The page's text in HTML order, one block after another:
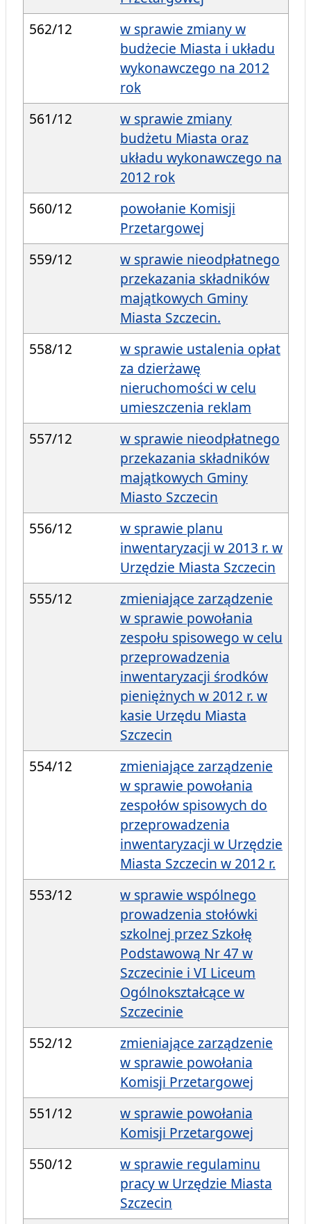
562/12
w sprawie zmiany w
budżecie Miasta i układu
wykonawczego na 2012
rok
561/12
w sprawie zmiany
budżetu Miasta oraz
układu wykonawczego na
2012 rok
560/12
powołanie Komisji
Przetargowej
559/12
w sprawie nieodpłatnego
przekazania składników
majątkowych Gminy
Miasta Szczecin.
558/12
w sprawie ustalenia opłat
za dzierżawę
nieruchomości w celu
umieszczenia reklam
557/12
w sprawie nieodpłatnego
przekazania składników
majątkowych Gminy
Miasto Szczecin
556/12
w sprawie planu
inwentaryzacji w 2013 r. w
Urzędzie Miasta Szczecin
555/12
zmieniające zarządzenie
w sprawie powołania
zespołu spisowego w celu
przeprowadzenia
inwentaryzacji środków
pieniężnych w 2012 r. w
kasie Urzędu Miasta
Szczecin
554/12
zmieniające zarządzenie
w sprawie powołania
zespołów spisowych do
przeprowadzenia
inwentaryzacji w Urzędzie
Miasta Szczecin w 2012 r.
553/12
w sprawie wspólnego
prowadzenia stołówki
szkolnej przez Szkołę
Podstawową Nr 47 w
Szczecinie i VI Liceum
Ogólnokształcące w
Szczecinie
552/12
zmieniające zarządzenie
w sprawie powołania
Komisji Przetargowej
551/12
w sprawie powołania
Komisji Przetargowej
550/12
w sprawie regulaminu
pracy w Urzędzie Miasta
Szczecin